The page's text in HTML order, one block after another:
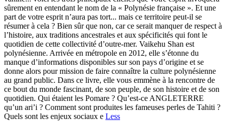
sûrement en entendant le nom de la « Polynésie française ». Et une
part de votre esprit n’aura pas tort... mais ce territoire peut-il se
résumer à cela ? Bien sûr que non, car ce serait manquer de respect à
l’histoire, aux traditions ancestrales et aux spécificités qui font le
quotidien de cette collectivité d’outre-mer. Vaikehu Shan est
polynésienne. Arrivée en métropole en 2012, elle s’étonne du
manque d’informations disponibles sur son pays d’origine et se
donne alors pour mission de faire connaître la culture polynésienne
au grand public. Dans ce livre, elle vous emmène à la rencontre de
ce bout du monde fascinant, de son peuple, de son histoire et de son
quotidien. Qui étaient les Pomare ? Qu’est-ce ANGLETERRE
qu’un ari’i ? Comment sont produites les fameuses perles de Tahiti ?
Quels sont les enjeux sociaux e Less